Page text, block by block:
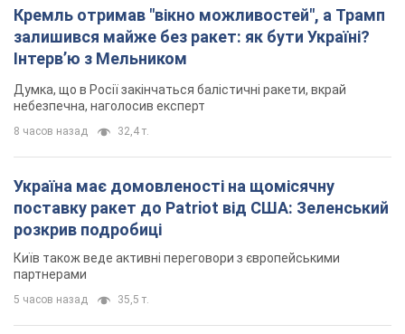
Кремль отримав "вікно можливостей", а Трамп
залишився майже без ракет: як бути Україні?
Інтерв’ю з Мельником
Думка, що в Росії закінчаться балістичні ракети, вкрай
небезпечна, наголосив експерт
8 часов назад 32,4 т.
Україна має домовленості на щомісячну
поставку ракет до Patriot від США: Зеленський
розкрив подробиці
Київ також веде активні переговори з європейськими
партнерами
5 часов назад 35,5 т.